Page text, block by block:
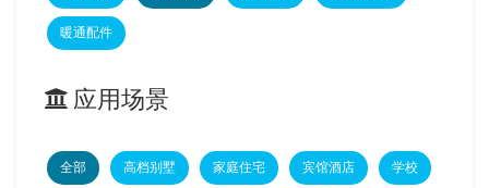
暖通配件
应用场景
全部 高档别墅 家庭住宅 宾馆酒店 学校